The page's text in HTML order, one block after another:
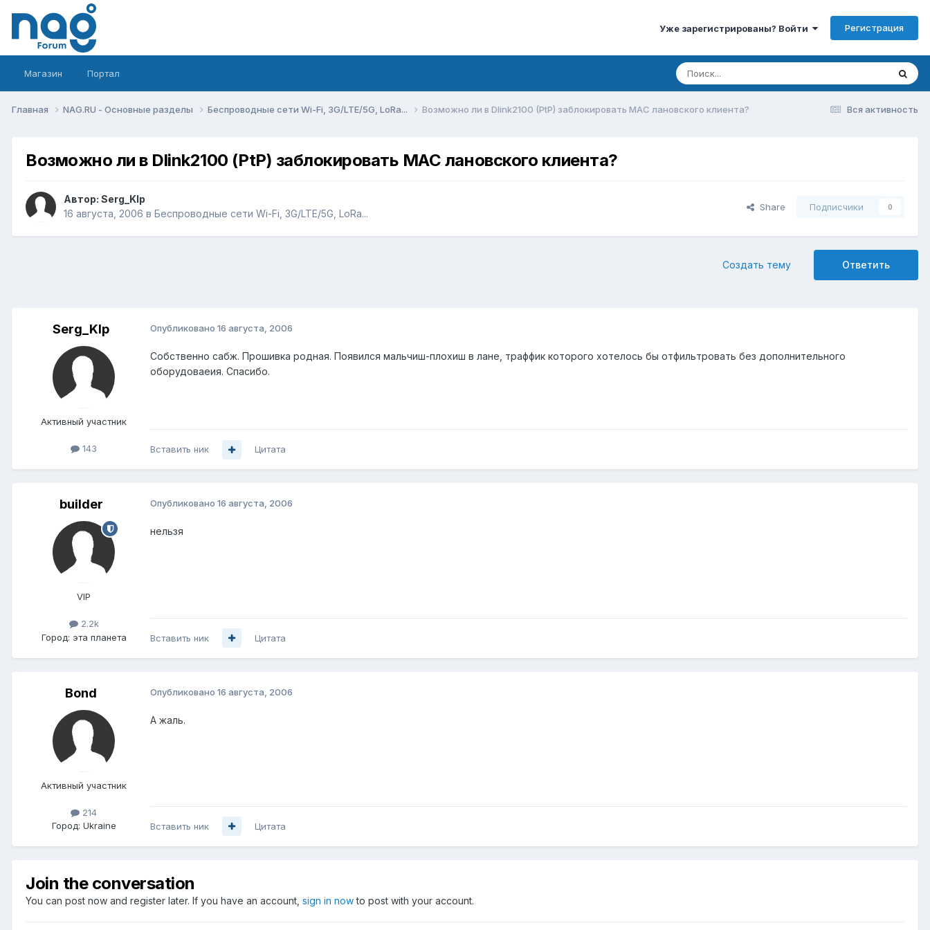
Уже зарегистрированы? Войти Регистрация
Магазин Портал
Вся активность
Главная NAG.RU - Основные разделы Беспроводные сети Wi-Fi, 3G/LTE/5G, LoRa... Возможно ли в Dlink2100 (PtP) заблокировать MAC лановского клиента?
Возможно ли в Dlink2100 (PtP) заблокировать MAC лановского клиента?
Автор: Serg_Klp
16 августа, 2006 в Беспроводные сети Wi-Fi, 3G/LTE/5G, LoRa...
Share Подписчики 0
Ответить
Создать тему
Serg_Klp
Активный участник
143
Опубликовано 16 августа, 2006
Собственно сабж. Прошивка родная. Появился мальчиш-плохиш в лане, траффик которого хотелось бы отфильтровать без дополнительного
оборудоваеия. Спасибо.
Вставить ник Цитата
builder
VIP
2.2k
Город: эта планета
Опубликовано 16 августа, 2006
нельзя
Вставить ник Цитата
Bond
Активный участник
214
Город: Ukraine
Опубликовано 16 августа, 2006
А жаль.
Вставить ник Цитата
Join the conversation
You can post now and register later. If you have an account, sign in nowto post with your account.